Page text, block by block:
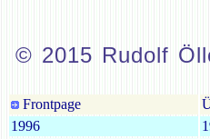
© 2015 Rudolf
Frontpage
1996